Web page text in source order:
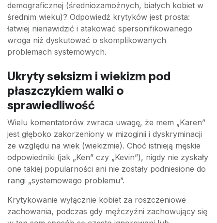
demograficznej (średniozamożnych, białych kobiet w
średnim wieku)? Odpowiedź krytyków jest prosta:
łatwiej nienawidzić i atakować spersonifikowanego
wroga niż dyskutować o skomplikowanych
problemach systemowych.
Ukryty seksizm i wiekizm pod
płaszczykiem walki o
sprawiedliwość
Wielu komentatorów zwraca uwagę, że mem „Karen”
jest głęboko zakorzeniony w mizoginii i dyskryminacji
ze względu na wiek (wiekizmie). Choć istnieją męskie
odpowiedniki (jak „Ken” czy „Kevin”), nigdy nie zyskały
one takiej popularności ani nie zostały podniesione do
rangi „systemowego problemu”.
Krytykowanie wyłącznie kobiet za roszczeniowe
zachowania, podczas gdy mężczyźni zachowujący się